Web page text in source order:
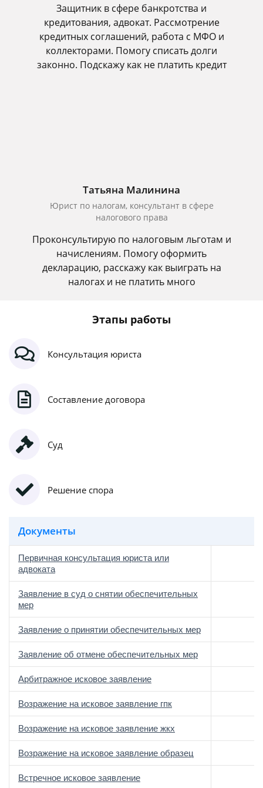
Защитник в сфере банкротства и
кредитования, адвокат. Рассмотрение
кредитных соглашений, работа с МФО и
коллекторами. Помогу списать долги
законно. Подскажу как не платить кредит
Татьяна Малинина
Юрист по налогам, консультант в сфере
налогового права
Проконсультирую по налоговым льготам и
начислениям. Помогу оформить
декларацию, расскажу как выиграть на
налогах и не платить много
Этапы работы
Консультация юриста
Составление договора
Суд
Решение спора
Документы
Первичная консультация юриста или
адвоката
Заявление в суд о снятии обеспечительных
мер
Заявление о принятии обеспечительных мер
Заявление об отмене обеспечительных мер
Арбитражное исковое заявление
Возражение на исковое заявление гпк
Возражение на исковое заявление жкх
Возражение на исковое заявление образец
Встречное исковое заявление